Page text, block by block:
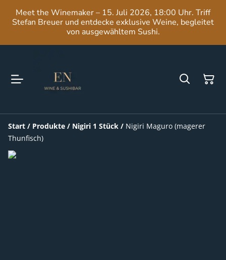
Meet the Winemaker – 15. Juli 2026, 18:00 Uhr. Triff
Stefan Breuer und entdecke exklusive Weine, begleitet
von ausgewähltem Sushi.
Start / Produkte / Nigiri 1 Stück / Nigiri Maguro (magerer
Thunfisch)